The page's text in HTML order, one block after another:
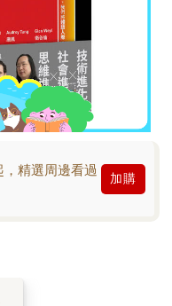
精選周邊看過
加購